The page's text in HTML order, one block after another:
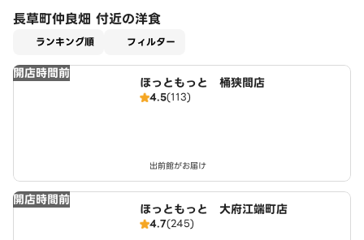
長草町仲良畑 付近の洋食
ランキング順 フィルター
開店時間前
ほっともっと 桶狭間店
4.5(113)
出前館がお届け
開店時間前
ほっともっと 大府江端町店
4.7(245)